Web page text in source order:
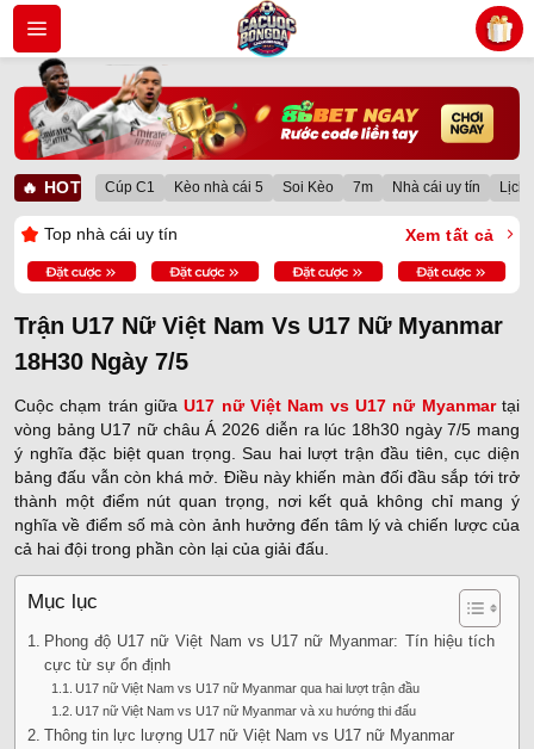
Bỏ
qua
dung
🔥 HOT Cúp C1 Kèo nhà cái 5 Soi Kèo 7m Nhà cái uy tín Lịch
Top nhà cái uy tín Xem tất cả
Trận U17 Nữ Việt Nam Vs U17 Nữ Myanmar
18H30 Ngày 7/5
Cuộc chạm trán giữaU17 nữ Việt Nam vs U17 nữ Myanmartại
vòng bảng U17 nữ châu Á 2026 diễn ra lúc 18h30 ngày 7/5 mang
ý nghĩa đặc biệt quan trọng. Sau hai lượt trận đầu tiên, cục diện
bảng đấu vẫn còn khá mở. Điều này khiến màn đối đầu sắp tới trở
thành một điểm nút quan trọng, nơi kết quả không chỉ mang ý
nghĩa về điểm số mà còn ảnh hưởng đến tâm lý và chiến lược của
cả hai đội trong phần còn lại của giải đấu.
Mục lục
Phong độ U17 nữ Việt Nam vs U17 nữ Myanmar: Tín hiệu tích
cực từ sự ổn định
U17 nữ Việt Nam vs U17 nữ Myanmar qua hai lượt trận đầu
U17 nữ Việt Nam vs U17 nữ Myanmar và xu hướng thi đấu
Thông tin lực lượng U17 nữ Việt Nam vs U17 nữ Myanmar